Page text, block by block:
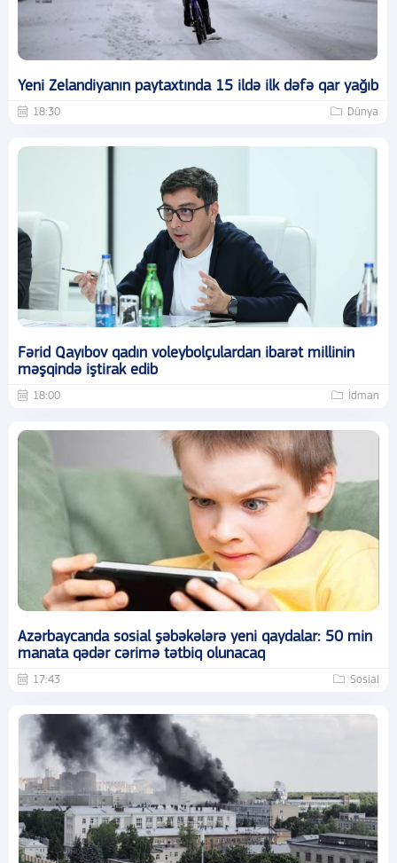
Yeni Zelandiyanın paytaxtında 15 ildə ilk dəfə qar yağıb
18:30 Dünya
Fərid Qayıbov qadın voleybolçulardan ibarət millinin
məşqində iştirak edib
18:00 İdman
Azərbaycanda sosial şəbəkələrə yeni qaydalar: 50 min
manata qədər cərimə tətbiq olunacaq
17:43 Sosial